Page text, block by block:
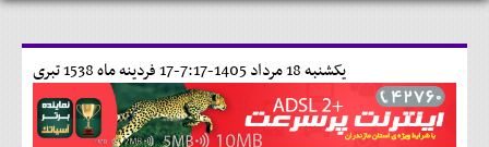
17 فردينه ماه 1538 تبری يکشنبه 18 مرداد 1405-7:17-